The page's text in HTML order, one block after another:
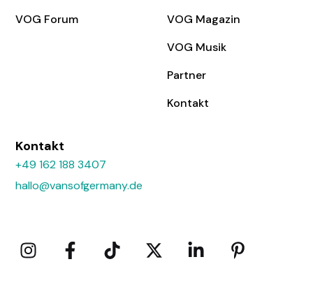
VOG Forum
VOG Magazin
VOG Musik
Partner
Kontakt
Kontakt
+49 162 188 3407
hallo@vansofgermany.de